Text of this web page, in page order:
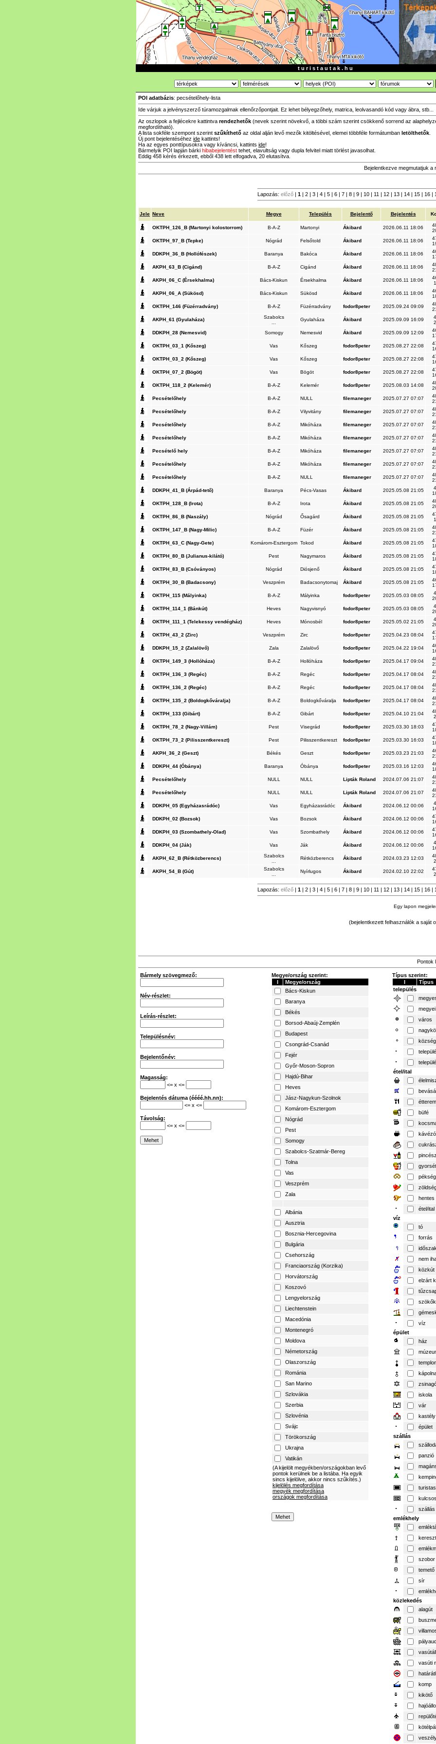
t u r i s t a u t a k . h u
POI adatbázis: pecsételőhely-lista
Ide várjuk a jelvényszerző túramozgalmak ellenőrzőpontjait. Ez lehet bélyegzőhely, matrica, leolvasandó kód vagy ábra, stb...
Az oszlopok a fejlécekre kattintva rendezhetők (nevek szerint növekvő, a többi szám szerint csökkenő sorrend az
megfordítható).
A lista sokféle szempont szerint szűkíthető az oldal alján levő mezők kitöltésével, elemei többféle formátumban letölthetők
Új pont bejelentéséhez ide kattints!
Ha az egyes ponttípusokra vagy kíváncsi, kattints ide!
Bármelyik POI lapján bárki hibabejelentést tehet, elavultság vagy dupla felvitel miatt törlést javasolhat.
Eddig 458 kérés érkezett, ebből 438 lett elfogadva, 20 elutasítva.
Bejelentkezve megmutatjuk
Lapozás: előző | 1 | 2 | 3 | 4 | 5 | 6 | 7 | 8 | 9 | 10 | 11 | 12 | 13 | 14 | 15 | 16 |
Jele Neve Megye Település Bejelentő Bejelentés
OKTPH_126_B (Martonyi kolostorrom)
B-A-Z Martonyi Ákibard 2026.06.11 18:06
OKTPH_97_B (Tepke) Nógrád Felsőtold Ákibard 2026.06.11 18:06
DDKPH_36_B (Hollófészek) Baranya Bakóca Ákibard 2026.06.11 18:06
AKPH_63_B (Cigánd) B-A-Z Cigánd Ákibard 2026.06.11 18:06
AKPH_06_C (Érsekhalma) Bács-Kiskun Érsekhalma Ákibard 2026.06.11 18:06
AKPH_06_A (Sükösd) Bács-Kiskun Sükösd Ákibard 2026.06.11 18:06
OKTPH_146 (Füzérradvány) B-A-Z Füzérradvány fodor8peter 2025.09.24 09:09
AKPH_61 (Gyulaháza)
Szabolcs
Gyulaháza Ákibard 2025.09.09 16:09
DDKPH_28 (Nemesvid) Somogy Nemesvid Ákibard 2025.09.09 12:09
OKTPH_03_1 (Kőszeg) Vas Kőszeg fodor8peter 2025.08.27 22:08
OKTPH_03_2 (Kőszeg) Vas Kőszeg fodor8peter 2025.08.27 22:08
OKTPH_07_2 (Bögöt) Vas Bögöt fodor8peter 2025.08.27 22:08
OKTPH_118_2 (Kelemér) B-A-Z Kelemér fodor8peter 2025.08.03 14:08
Pecsételőhely B-A-Z NULL filemaneger 2025.07.27 07:07
Pecsételőhely B-A-Z Vilyvitány filemaneger 2025.07.27 07:07
Pecsételőhely B-A-Z Mikóháza filemaneger 2025.07.27 07:07
Pecsételőhely B-A-Z Mikóháza filemaneger 2025.07.27 07:07
Pecsételő hely B-A-Z Mikóháza filemaneger 2025.07.27 07:07
Pecsételőhely B-A-Z Mikóháza filemaneger 2025.07.27 07:07
Pecsételőhely B-A-Z NULL filemaneger 2025.07.27 07:07
DDKPH_41_B (Árpád-tető) Baranya Pécs-Vasas Ákibard 2025.05.08 21:05
OKTPH_128_B (Irota) B-A-Z Irota Ákibard 2025.05.08 21:05
OKTPH_86_B (Naszály) Nógrád Ősagárd Ákibard 2025.05.08 21:05
OKTPH_147_B (Nagy-Milic) B-A-Z Füzér Ákibard 2025.05.08 21:05
OKTPH_63_C (Nagy-Gete) Komárom-Esztergom Tokod Ákibard 2025.05.08 21:05
OKTPH_80_B (Julianus-kilátó) Pest Nagymaros Ákibard 2025.05.08 21:05
OKTPH_83_B (Csóványos) Nógrád Diósjenő Ákibard 2025.05.08 21:05
OKTPH_30_B (Badacsony) Veszprém Badacsonytomaj Ákibard 2025.05.08 21:05
OKTPH_115 (Mályinka) B-A-Z Mályinka fodor8peter 2025.05.03 08:05
OKTPH_114_1 (Bánkút) Heves Nagyvisnyó fodor8peter 2025.05.03 08:05
OKTPH_111_1 (Telekessy vendégház) Heves Mónosbél fodor8peter 2025.05.02 21:05
OKTPH_43_2 (Zirc) Veszprém Zirc fodor8peter 2025.04.23 08:04
DDKPH_15_2 (Zalalövő) Zala Zalalövő fodor8peter 2025.04.22 19:04
OKTPH_149_3 (Hollóháza) B-A-Z Hollóháza fodor8peter 2025.04.17 09:04
OKTPH_136_3 (Regéc) B-A-Z Regéc fodor8peter 2025.04.17 08:04
OKTPH_136_2 (Regéc) B-A-Z Regéc fodor8peter 2025.04.17 08:04
OKTPH_135_2 (Boldogkőváralja) B-A-Z Boldogkőváralja fodor8peter 2025.04.17 08:04
OKTPH_133 (Gibárt) B-A-Z Gibárt fodor8peter 2025.04.10 21:04
OKTPH_78_2 (Nagy-Villám) Pest Visegrád fodor8peter 2025.03.30 18:03
OKTPH_73_2 (Pilisszentkereszt) Pest Pilisszentkereszt fodor8peter 2025.03.30 16:03
AKPH_36_2 (Geszt) Békés Geszt fodor8peter 2025.03.23 21:03
DDKPH_44 (Óbánya) Baranya Óbánya fodor8peter 2025.03.16 12:03
Pecsételőhely NULL NULL Lipták Roland 2024.07.06 21:07
Pecsételőhely NULL NULL Lipták Roland 2024.07.06 21:07
DDKPH_05 (Egyházasrádóc) Vas Egyházasrádóc Ákibard 2024.06.12 00:06
DDKPH_02 (Bozsok) Vas Bozsok Ákibard 2024.06.12 00:06
DDKPH_03 (Szombathely-Olad) Vas Szombathely Ákibard 2024.06.12 00:06
DDKPH_04 (Ják) Vas Ják Ákibard 2024.06.12 00:06
AKPH_62_B (Rétközberencs)
Szabolcs
Rétközberencs Ákibard 2024.03.23 12:03
AKPH_54_B (Gút)
Szabolcs
Nyírlugos Ákibard 2024.02.10 22:02
Lapozás: előző | 1 | 2 | 3 | 4 | 5 | 6 | 7 | 8 | 9 | 10 | 11 | 12 | 13 | 14 | 15 | 16 |
Egy lapon
(bejelentkezett felhasználók a saját
Pontok
Bármely szövegmező:
Név-részlet:
Leírás-részlet:
Településnév:
Bejelentőnév:
Magasság:
<= x <=
Bejelentés dátuma (éééé.hh.nn):
<= x <=
Távolság:
<= x <=
Megye/ország szerint:
I
Megye/ország
Bács-Kiskun
Baranya
Békés
Borsod-Abaúj-Zemplén
Budapest
Csongrád-Csanád
Fejér
Győr-Moson-Sopron
Hajdú-Bihar
Heves
Jász-Nagykun-Szolnok
Komárom-Esztergom
Nógrád
Pest
Somogy
Szabolcs-Szatmár-Bereg
Tolna
Vas
Veszprém
Zala
Albánia
Ausztria
Bosznia-Hercegovina
Bulgária
Csehország
Franciaország (Korzika)
Horvátország
Koszovó
Lengyelország
Liechtenstein
Macedónia
Montenegró
Moldova
Németország
Olaszország
Románia
San Marino
Szlovákia
Szerbia
Szlovénia
Svájc
Törökország
Ukrajna
Vatikán
(A kijelölt megyékben/országokban levő
pontok kerülnek be a listába. Ha egyik
sincs kijelölve, akkor nincs szűkítés.)
kijelölés megfordítása
megyék megfordítása
országok megfordítása
Típus szerint:
I
Típus
település
város
község
étel/ital
étterem
büfé
kávézó
pékség
hentes
étel/ital
víz
tó
forrás
nem
közkút
elzárt
víz
épület
ház
iskola
vár
kastély
épület
szállás
panzió
szállás
emlékhely
kereszt
szobor
temető
sír
közlekedés
alagút
vasúti
komp
kikötő